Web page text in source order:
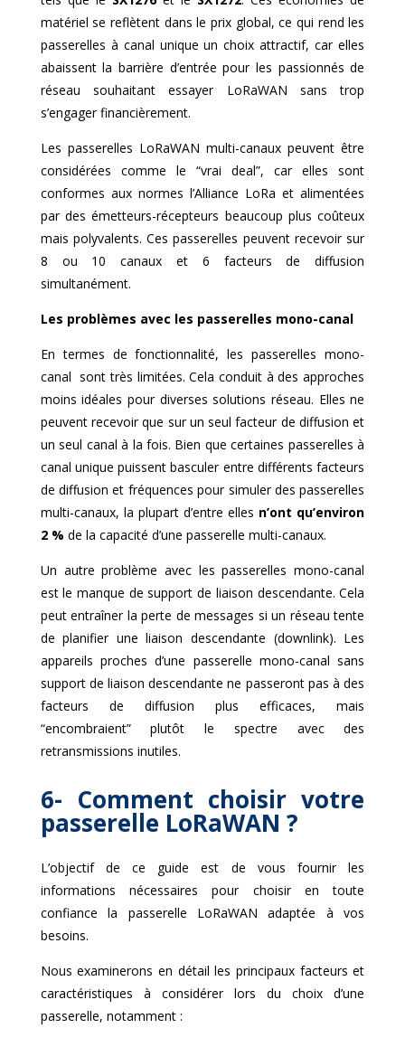
matériel se reflètent dans le prix global, ce qui rend les
passerelles à canal unique un choix attractif, car elles
abaissent la barrière d’entrée pour les passionnés de
réseau souhaitant essayer LoRaWAN sans trop
s’engager financièrement.
Les passerelles LoRaWAN multi-canaux peuvent être
considérées comme le “vrai deal”, car elles sont
conformes aux normes l’Alliance LoRa et alimentées
par des émetteurs-récepteurs beaucoup plus coûteux
mais polyvalents. Ces passerelles peuvent recevoir sur
8 ou 10 canaux et 6 facteurs de diffusion
simultanément.
Les problèmes avec les passerelles mono-canal
En termes de fonctionnalité, les passerellesmono-
canal sont très limitées. Cela conduit à des approches
moins idéales pour diverses solutions réseau. Elles ne
peuvent recevoir que sur un seul facteur de diffusion et
un seul canal à la fois. Bien que certaines passerelles à
canal unique puissent basculer entre différents facteurs
de diffusion et fréquences pour simuler des passerelles
multi-canaux, la plupart d’entre elles n’ont qu’environ
2 % de la capacité d’une passerelle multi-canaux.
Un autre problème avec les passerellesmono-canal
est le manque de support de liaison descendante. Cela
peut entraîner la perte de messages si un réseau tente
de planifier une liaison descendante (downlink). Les
appareils proches d’une passerelle mono-canal sans
support de liaison descendante ne passeront pas à des
facteurs de diffusion plus efficaces, mais
“encombraient” plutôt le spectre avec des
retransmissions inutiles.
6- Comment choisir votre
passerelle LoRaWAN ?
L’objectif de ce guide est de vous fournir les
informations nécessaires pour choisir en toute
confiance la passerelle LoRaWAN adaptée à vos
besoins.
Nous examinerons en détail les principaux facteurs et
caractéristiques à considérer lors du choix d’une
passerelle, notamment :